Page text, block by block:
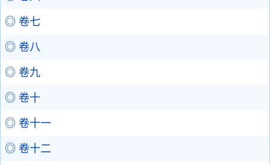
◎ 卷七
◎ 卷八
◎ 卷九
◎ 卷十
◎ 卷十一
◎ 卷十二